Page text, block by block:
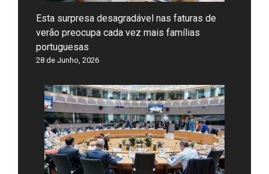
Esta surpresa desagradável nas faturas de
verão preocupa cada vez mais famílias
portuguesas
28 de Junho, 2026